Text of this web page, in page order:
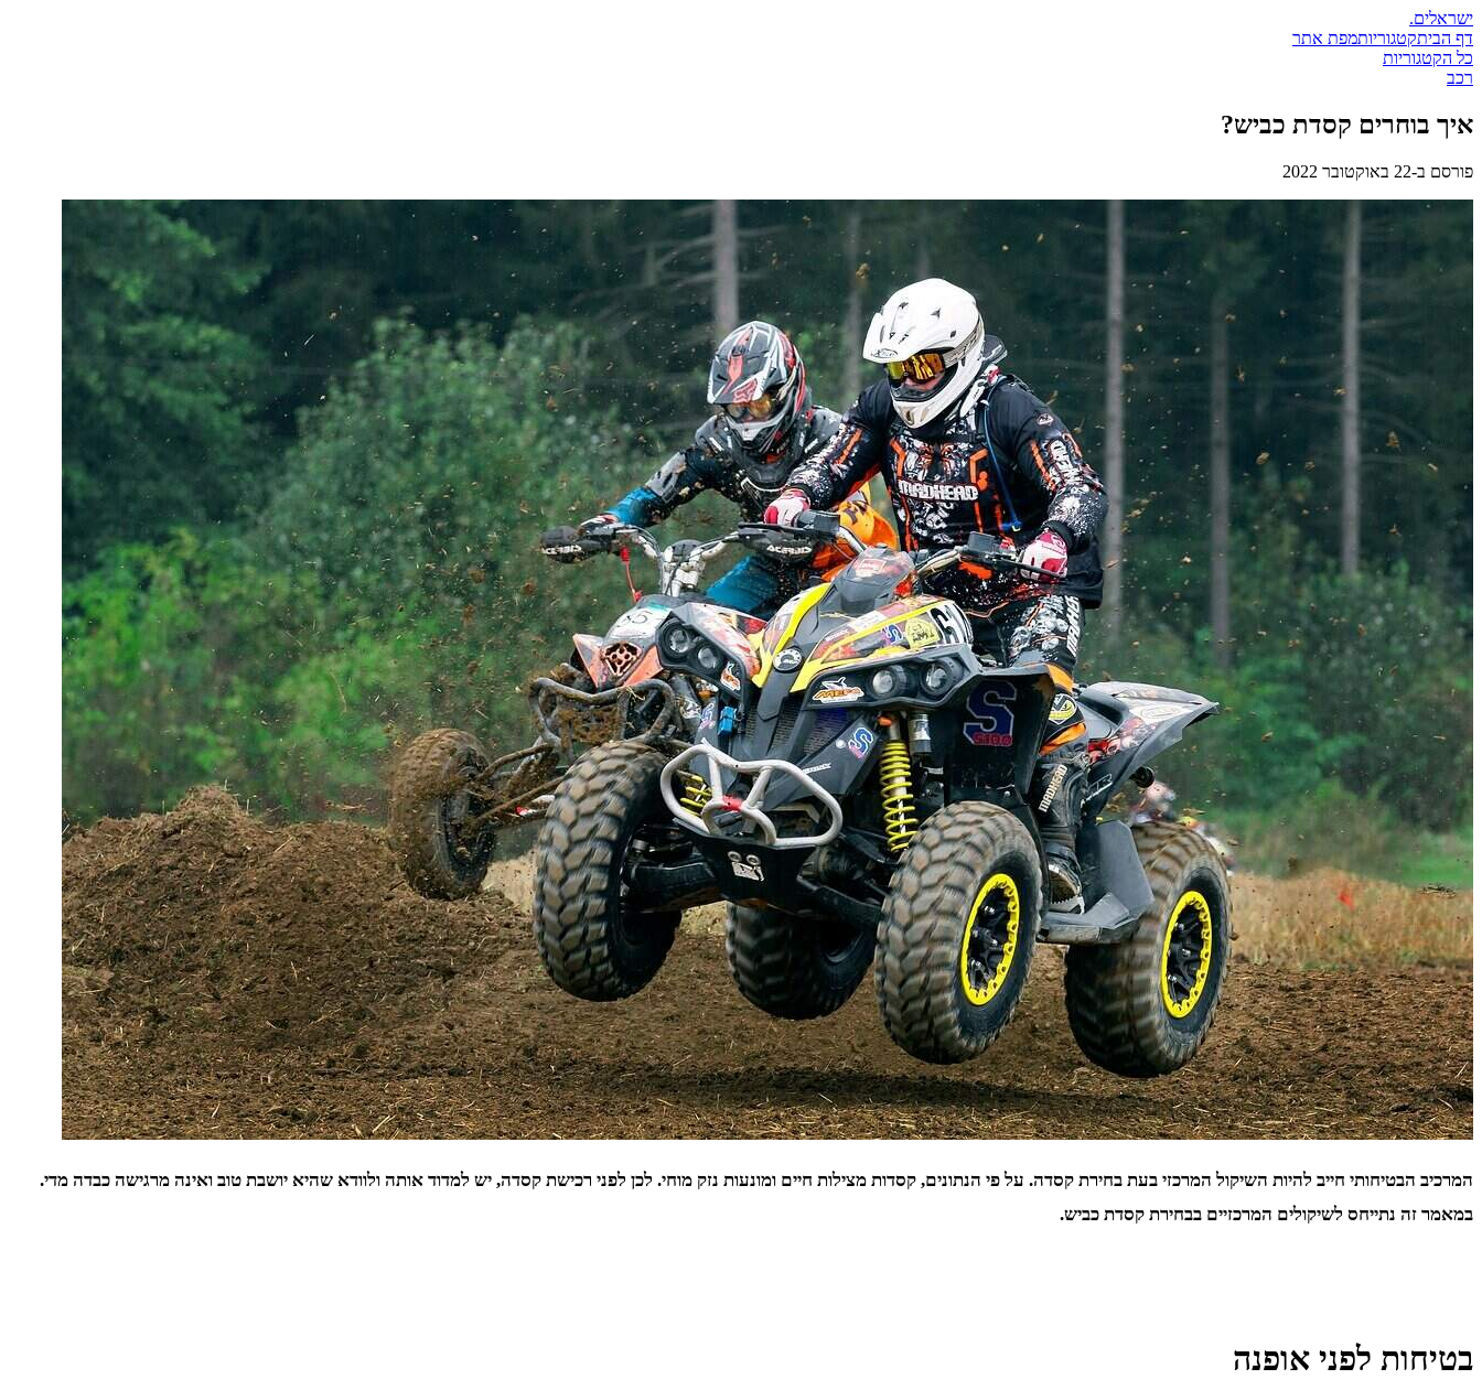
ישראלים.
דף הביתקטגוריותמפת אתר
כל הקטגוריות
רכב
איך בוחרים קסדת כביש?
פורסם ב-22 באוקטובר 2022
המרכיב הבטיחותי חייב להיות השיקול המרכזי בעת בחירת קסדה. על פי הנתונים, קסדות מצילות חיים ומונעות נזק מוחי. לכן לפני רכישת קסדה, יש למדוד אותה ולוודא שהיא יושבת טוב ואינה מרגישה כבדה מדי.
במאמר זה נתייחס לשיקולים המרכזיים בבחירת קסדת כביש.
בטיחות לפני אופנה